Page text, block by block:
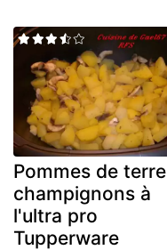
Pommes de terre
champignons à
l'ultra pro
Tupperware